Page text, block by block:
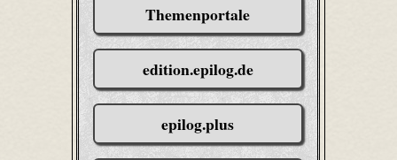
Themenportale
edition.epilog.de
epilog.plus